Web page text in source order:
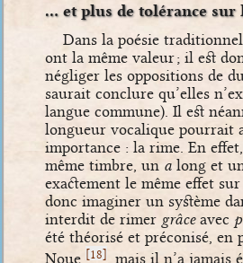
… et plus de tolérance sur
Dans la poésie
ont la même valeur ; il est
négliger les oppositions de
saurait conclure qu’elles
langue commune). Il est
longueur vocalique pourrait
importance : la rime. En
même timbre, un a long et
exactement le même effet
donc imaginer un système
interdit de rimer grâceavec
été théorisé et préconisé, en
Noue [18]
, mais il n’a jamais